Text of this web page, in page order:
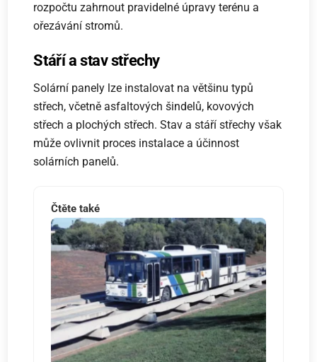
rozpočtu zahrnout pravidelné úpravy terénu a
ořezávání stromů.
Stáří a stav střechy
Solární panely lze instalovat na většinu typů
střech, včetně asfaltových šindelů, kovových
střech a plochých střech. Stav a stáří střechy však
může ovlivnit proces instalace a účinnost
solárních panelů.
Čtěte také